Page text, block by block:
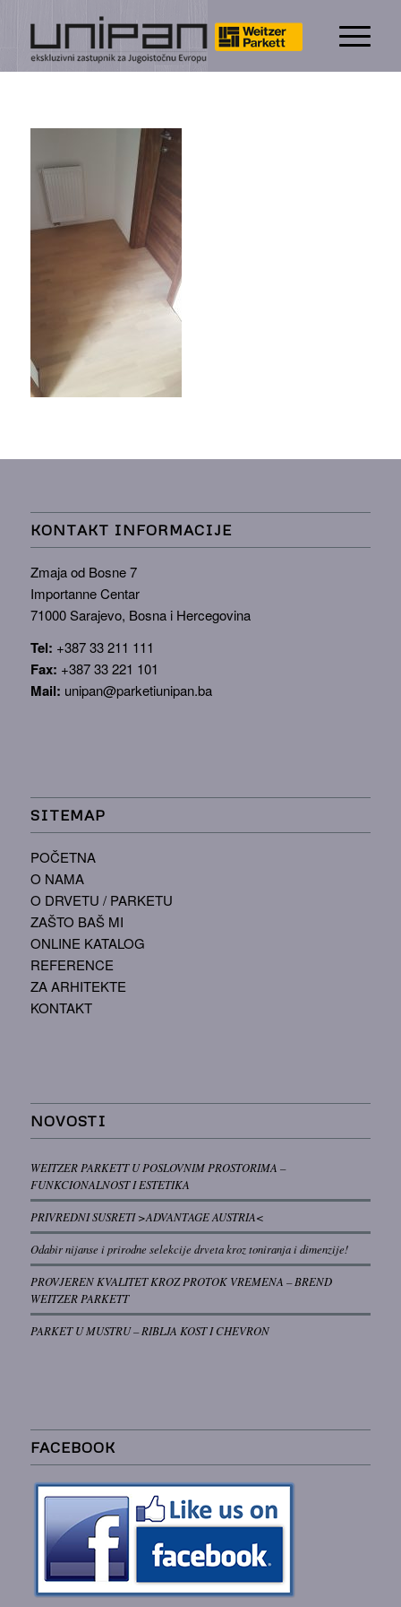
KONTAKT INFORMACIJE
Zmaja od Bosne 7
Importanne Centar
71000 Sarajevo, Bosna i Hercegovina
Tel: +387 33 211 111
Fax: +387 33 221 101
Mail: unipan@parketiunipan.ba
SITEMAP
POČETNA
O NAMA
O DRVETU / PARKETU
ZAŠTO BAŠ MI
ONLINE KATALOG
REFERENCE
ZA ARHITEKTE
KONTAKT
NOVOSTI
WEITZER PARKETT U POSLOVNIM PROSTORIMA –
FUNKCIONALNOST I ESTETIKA
PRIVREDNI SUSRETI >ADVANTAGE AUSTRIA<
Odabir nijanse i prirodne selekcije drveta kroz toniranja i dimenzije!
PROVJEREN KVALITET KROZ PROTOK VREMENA – BREND
WEITZER PARKETT
PARKET U MUSTRU – RIBLJA KOST I CHEVRON
FACEBOOK